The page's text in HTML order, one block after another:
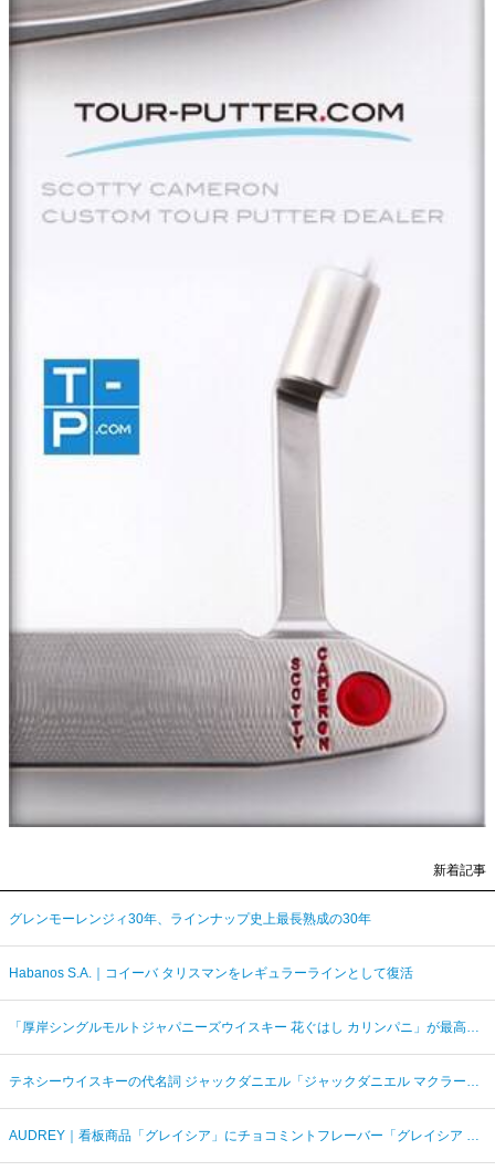
新着記事
グレンモーレンジィ30年、ラインナップ史上最長熟成の30年
Habanos S.A.｜コイーバ タリスマンをレギュラーラインとして復活
「厚岸シングルモルトジャパニーズウイスキー 花ぐはし カリンパニ」が最高金賞、ジャパングランプリ受賞
テネシーウイスキーの代名詞 ジャックダニエル「ジャックダニエル マクラーレン2026ラベル」を数量限定発売
AUDREY｜看板商品「グレイシア」にチョコミントフレーバー「グレイシア チョコミンティ」が新登場